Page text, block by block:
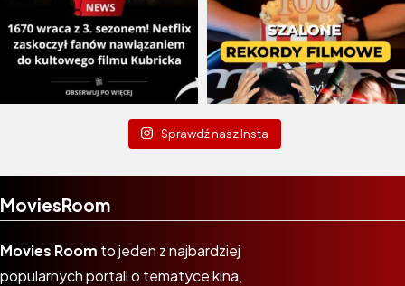
Sprawdź nasz Insta
MoviesRoom
Movies Room to jeden z najbardziej
popularnych portali o tematyce kina,